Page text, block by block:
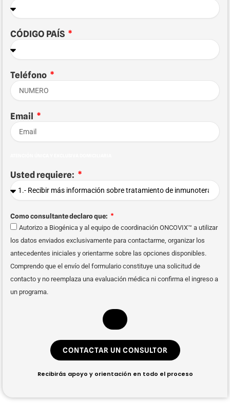
CÓDIGO PAÍS
Teléfono
Email
Usted requiere:
Como consultante declaro que:
Autorizo a Biogénica y al equipo de coordinación ONCOVIX™ a utilizar
los datos enviados exclusivamente para contactarme, organizar los
antecedentes iniciales y orientarme sobre las opciones disponibles.
Comprendo que el envío del formulario constituye una solicitud de
contacto y no reemplaza una evaluación médica ni confirma el ingreso a
un programa.
CONTACTAR UN CONSULTOR
Recibirás apoyo y orientación en todo el proceso